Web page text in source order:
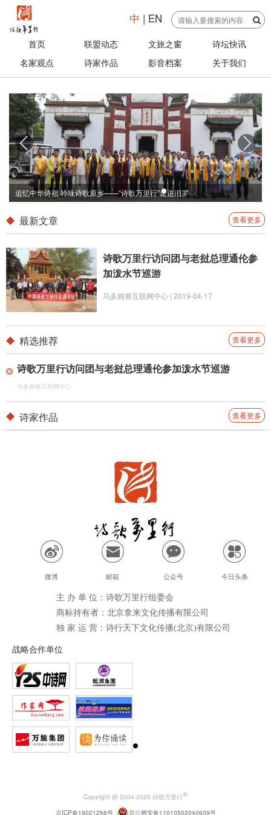
中 | EN
首页 联盟动态 文旅之窗
诗坛快讯
名家观点
诗家作品 影音档案 关于我们
追忆中华诗祖·吟咏诗歌原乡——“诗歌万里行”走进汨罗
最新文章 查看更多
诗歌万里行访问团与老挝总理通伦参
加泼水节巡游
乌多姆赛互联网中心 | 2019-04-17
精选推荐 查看更多
诗歌万里行访问团与老挝总理通伦参加泼水节巡游
乌多姆赛互联网中心
诗家作品 查看更多
微博 邮箱 公众号 今日头条
主 办 单 位：诗歌万里行组委会
商标持有者：北京拿来文化传播有限公司
独 家 运 营：诗行天下文化传播(北京)有限公司
战略合作单位
Copyright @ 2004-2025 诗歌万里行®
京ICP备19021268号 京公网安备11010502040609号